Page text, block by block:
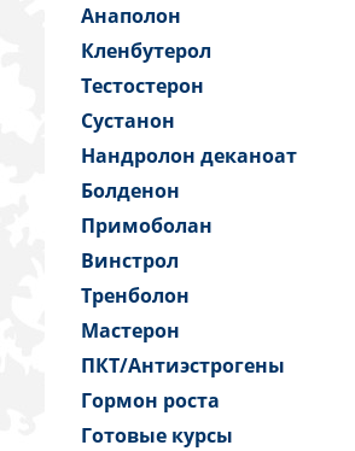
Анаполон
Кленбутерол
Тестостерон
Сустанон
Нандролон деканоат
Болденон
Примоболан
Винстрол
Тренболон
Мастерон
ПКТ/Антиэстрогены
Гормон роста
Готовые курсы